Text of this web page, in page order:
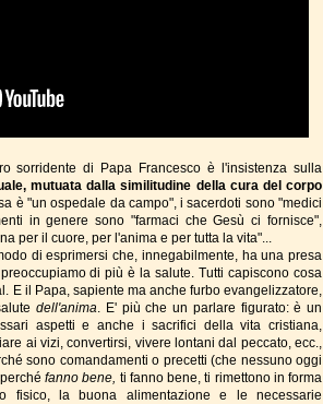
sorridente di Papa Francesco è l'insistenza sulla
mutuata dalla similitudine della cura del corpo
è "un ospedale da campo", i sacerdoti sono "medici
in genere sono "farmaci che Gesù ci fornisce",
per il cuore, per l'anima e per tutta la vita"...
di esprimersi che, innegabilmente, ha una presa
di più è la salute. Tutti capiscono cosa
E il Papa, sapiente ma anche furbo evangelizzatore,
dell'anima . E' più che un parlare figurato: è un
aspetti e anche i sacrifici della vita cristiana,
ai vizi, convertirsi, vivere lontani dal peccato, ecc.,
sono comandamenti o precetti (che nessuno oggi
perchéfanno bene, ti fanno bene, ti rimettono in forma
fisico, la buona alimentazione e le necessarie